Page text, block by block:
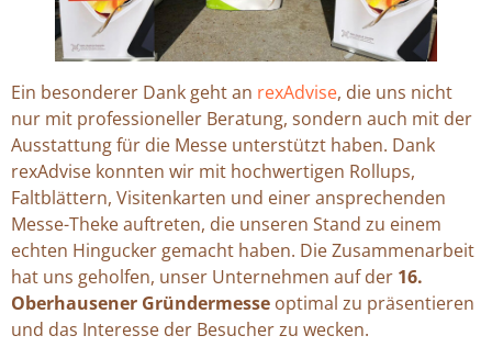
Ein besonderer Dank geht an rexAdvise, die uns nicht
nur mit professioneller Beratung, sondern auch mit der
Ausstattung für die Messe unterstützt haben. Dank
rexAdvise konnten wir mit hochwertigen Rollups,
Faltblättern, Visitenkarten und einer ansprechenden
Messe-Theke auftreten, die unseren Stand zu einem
echten Hingucker gemacht haben. Die Zusammenarbeit
hat uns geholfen, unser Unternehmen auf der 16.
Oberhausener Gründermesse optimal zu präsentieren
und das Interesse der Besucher zu wecken.